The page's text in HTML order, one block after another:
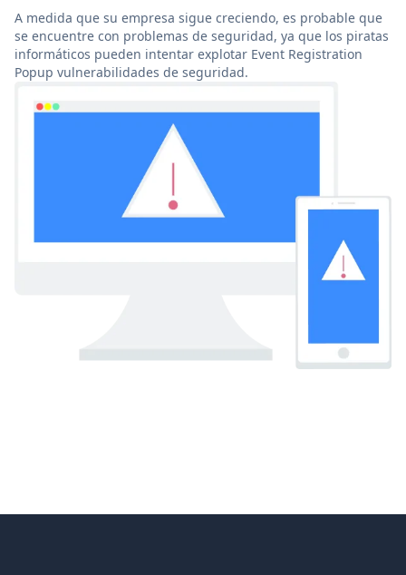
A medida que su empresa sigue creciendo, es probable que
se encuentre con problemas de seguridad, ya que los piratas
informáticos pueden intentar explotar Event Registration
Popup vulnerabilidades de seguridad.